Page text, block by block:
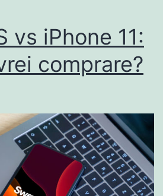
vs iPhone 11:
comprare?